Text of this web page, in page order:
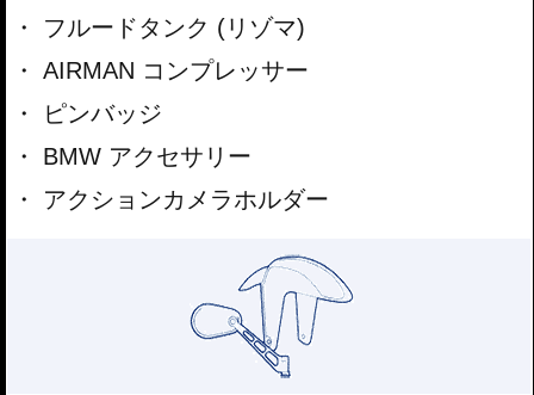
フルードタンク (リゾマ)
AIRMAN コンプレッサー
ピンバッジ
BMW アクセサリー
アクションカメラホルダー